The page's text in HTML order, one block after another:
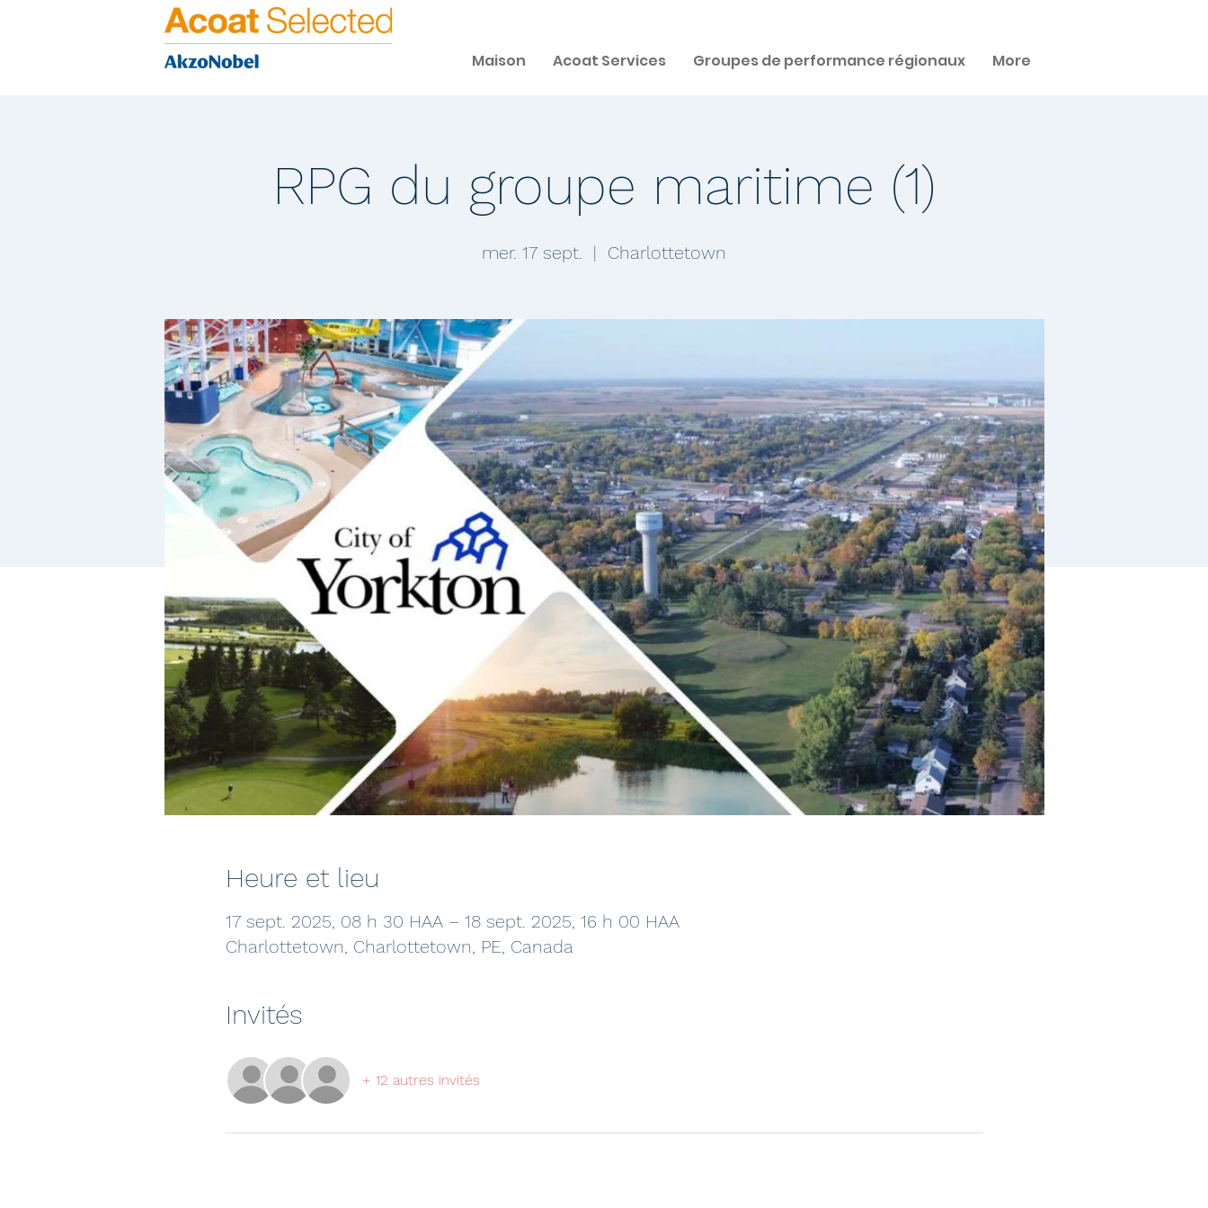
Maison Acoat Services Groupes de performance régionaux More
RPG du groupe maritime (1)
mer. 17 sept.
  |
Charlottetown
Heure et lieu
17 sept. 2025, 08 h 30 HAA – 18 sept. 2025, 16 h 00 HAA
Charlottetown, Charlottetown, PE, Canada
Invités
+ 12 autres invités